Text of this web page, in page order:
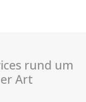
rund um
Art